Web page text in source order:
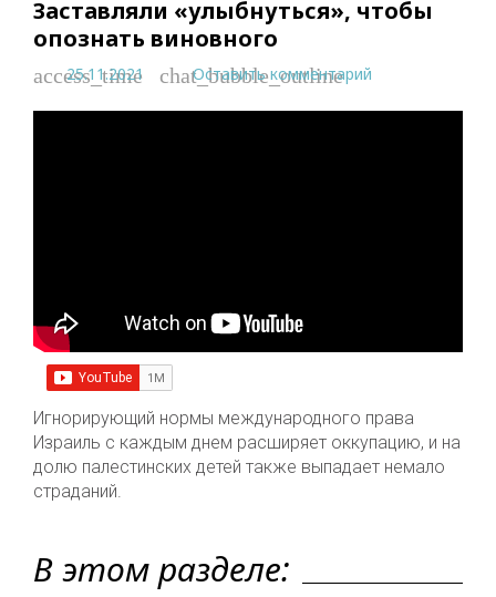
Заставляли «улыбнуться», чтобы
опознать виновного
access_time
25.11.2021 chat_bubble_outline
Оставить комментарий
Игнорирующий нормы международного права
Израиль с каждым днем расширяет оккупацию, и на
долю палестинских детей также выпадает немало
страданий.
В этом разделе: